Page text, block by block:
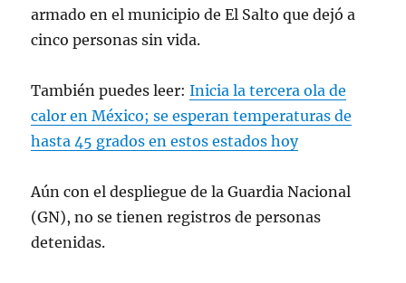
armado en el municipio de El Salto que dejó a
cinco personas sin vida.
También puedes leer:Inicia la tercera ola de
calor en México; se esperan temperaturas de
hasta 45 grados en estos estados hoy
Aún con el despliegue de la Guardia Nacional
(GN), no se tienen registros de personas
detenidas.